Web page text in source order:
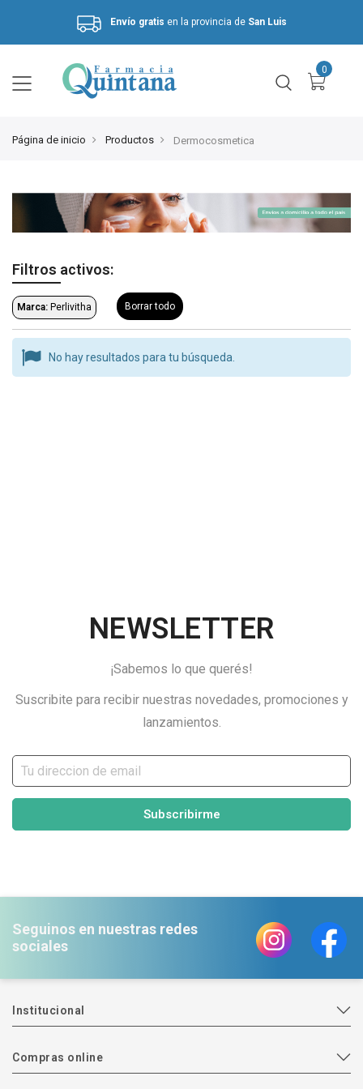
Envío gratis en la provincia de San Luis
Hasta 3 cuotas sin interés.
Página de inicio Productos Dermocosmetica
Filtros activos:
Marca: Perlivitha Borrar todo
No hay resultados para tu búsqueda.
NEWSLETTER
¡Sabemos lo que querés!
Suscribite para recibir nuestras novedades, promociones y
lanzamientos.
Subscribirme
Seguinos en nuestras redes
sociales
Institucional
Compras online